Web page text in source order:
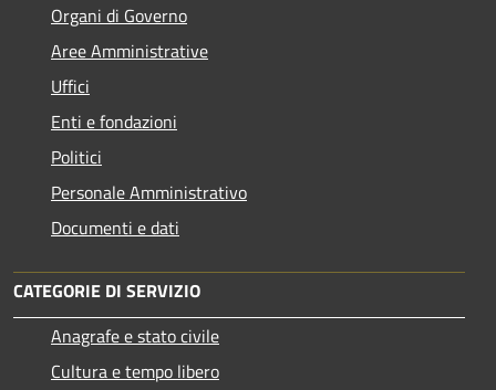
Organi di Governo
Aree Amministrative
Uffici
Enti e fondazioni
Politici
Personale Amministrativo
Documenti e dati
CATEGORIE DI SERVIZIO
Anagrafe e stato civile
Cultura e tempo libero